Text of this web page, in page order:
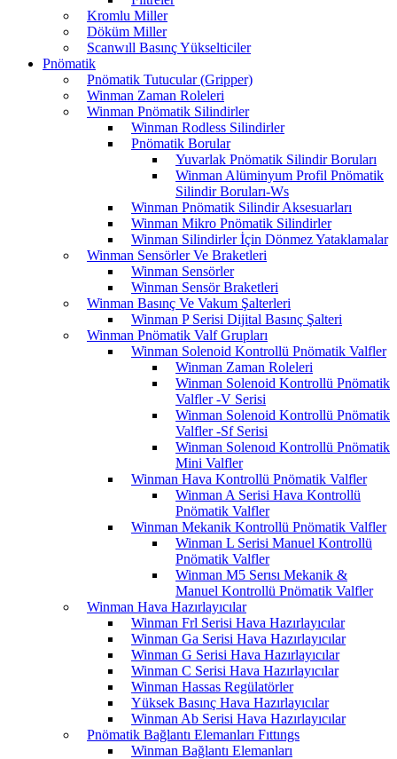
Kromlu Miller
Döküm Miller
Scanwıll Basınç Yükselticiler
Pnömatik
Pnömatik Tutucular (Gripper)
Winman Zaman Roleleri
Winman Pnömatik Silindirler
Winman Rodless Silindirler
Pnömatik Borular
Yuvarlak Pnömatik Silindir Boruları
Winman Alüminyum Profil Pnömatik
Silindir Boruları-Ws
Winman Pnömatik Silindir Aksesuarları
Winman Mikro Pnömatik Silindirler
Winman Silindirler İçin Dönmez Yataklamalar
Winman Sensörler Ve Braketleri
Winman Sensörler
Winman Sensör Braketleri
Winman Basınç Ve Vakum Şalterleri
Winman P Serisi Dijital Basınç Şalteri
Winman Pnömatik Valf Grupları
Winman Solenoid Kontrollü Pnömatik Valfler
Winman Zaman Roleleri
Winman Solenoid Kontrollü Pnömatik
Valfler -V Serisi
Winman Solenoid Kontrollü Pnömatik
Valfler -Sf Serisi
Winman Solenoıd Kontrollü Pnömatik
Mini Valfler
Winman Hava Kontrollü Pnömatik Valfler
Winman A Serisi Hava Kontrollü
Pnömatik Valfler
Winman Mekanik Kontrollü Pnömatik Valfler
Winman L Serisi Manuel Kontrollü
Pnömatik Valfler
Winman M5 Serısı Mekanik &
Manuel Kontrollü Pnömatik Valfler
Winman Hava Hazırlayıcılar
Winman Frl Serisi Hava Hazırlayıcılar
Winman Ga Serisi Hava Hazırlayıcılar
Winman G Serisi Hava Hazırlayıcılar
Winman C Serisi Hava Hazırlayıcılar
Winman Hassas Regülatörler
Yüksek Basınç Hava Hazırlayıcılar
Winman Ab Serisi Hava Hazırlayıcılar
Pnömatik Bağlantı Elemanları Fıttıngs
Winman Bağlantı Elemanları